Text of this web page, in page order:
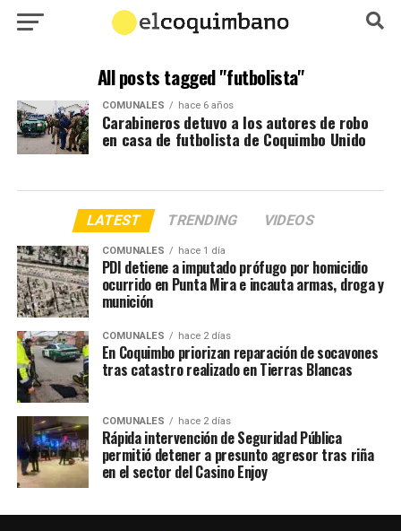
All posts tagged "futbolista"
COMUNALES hace 6 años
Carabineros detuvo a los autores de robo
en casa de futbolista de Coquimbo Unido
LATEST TRENDING VIDEOS
COMUNALES hace 1 día
PDI detiene a imputado prófugo por homicidio
ocurrido en Punta Mira e incauta armas, droga y
munición
COMUNALES hace 2 días
En Coquimbo priorizan reparación de socavones
tras catastro realizado en Tierras Blancas
COMUNALES hace 2 días
Rápida intervención de Seguridad Pública
permitió detener a presunto agresor tras riña
en el sector del Casino Enjoy